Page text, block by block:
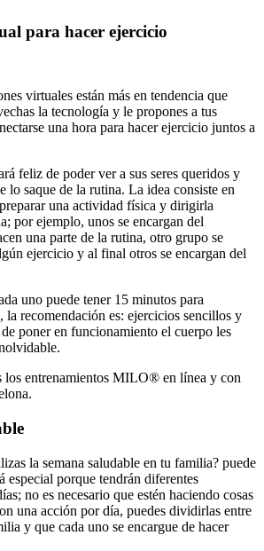
para hacer ejercicio
virtuales están más en tendencia que
la tecnología y le propones a tus
una hora para hacer ejercicio juntos a
feliz de poder ver a sus seres queridos y
lo saque de la rutina. La idea consiste en
una actividad física y dirigirla
por ejemplo, unos se encargan del
una parte de la rutina, otro grupo se
ejercicio y al final otros se encargan del
uno puede tener 15 minutos para
la recomendación es: ejercicios sencillos y
poner en funcionamiento el cuerpo les
los entrenamientos MILO® en línea y con
la semana saludable en tu familia? puede
especial porque tendrán diferentes
no es necesario que estén haciendo cosas
una acción por día, puedes dividirlas entre
y que cada uno se encargue de hacer